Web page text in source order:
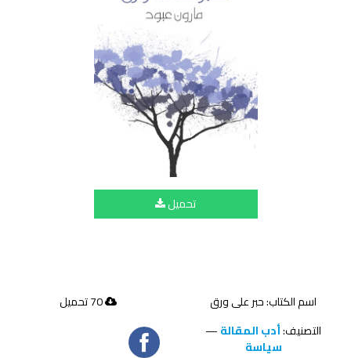
تحميل
اسم الكتاب: حبر على ورق
التصنيف:أدب المقالة—
سياسة
70 تحميل